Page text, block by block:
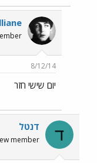
8/12/14
יום שישי חזר
ד דנטל
member